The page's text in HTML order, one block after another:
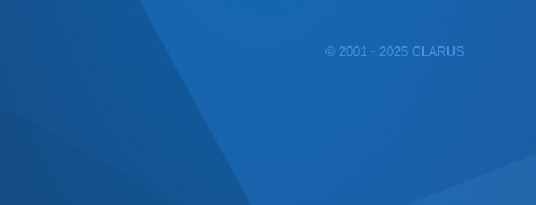
© 2001 - 2025 CLARUS